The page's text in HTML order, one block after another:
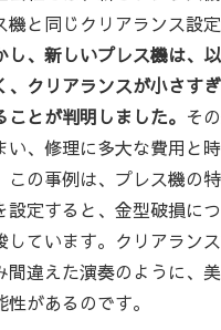
機と同じクリアランス設
し、新しいプレス機は、
、クリアランスが小さす
とが判明しました。 そ
い、修理に多大な費用と
この事例は、プレス機の
設定すると、金型破損に
しています。クリアラン
間違えた演奏のように、
があるのです。